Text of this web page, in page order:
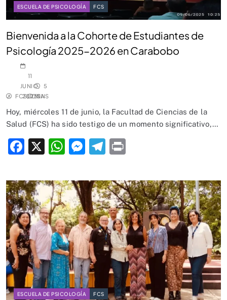
ESCUELA DE PSICOLOGÍA FCS
Bienvenida a la Cohorte de Estudiantes de
Psicología 2025-2026 en Carabobo
FCSUCNA
11
JUNIO,
20250
5
MINS
Hoy, miércoles 11 de junio, la Facultad de Ciencias de la
Salud (FCS) ha sido testigo de un momento significativo,…
Facebook
X WhatsApp
Messenger
Telegram
ESCUELA DE PSICOLOGÍA FCS